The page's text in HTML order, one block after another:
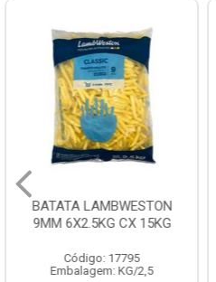
BATATA LAMBWESTON
9MM 6X2.5KG CX 15KG
Código: 17795
Embalagem: KG/2,5